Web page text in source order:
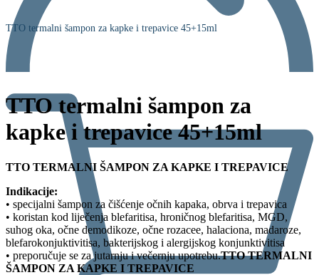
TTO termalni šampon za kapke i trepavice 45+15ml
TTO termalni šampon za
kapke i trepavice 45+15ml
TTO TERMALNI ŠAMPON ZA KAPKE I TREPAVICE
Indikacije:
• specijalni šampon za čišćenje očnih kapaka, obrva i trepavica
• koristan kod liječenja blefaritisa, hroničnog blefaritisa, MGD,
suhog oka, očne demodikoze, očne rozacee, halaciona, madaroze,
blefarokonjuktivitisa, bakterijskog i alergijskog konjunktivitisa
• preporučuje se za jutarnju i večernju upotrebu.TTO TERMALNI
ŠAMPON ZA KAPKE I TREPAVICE